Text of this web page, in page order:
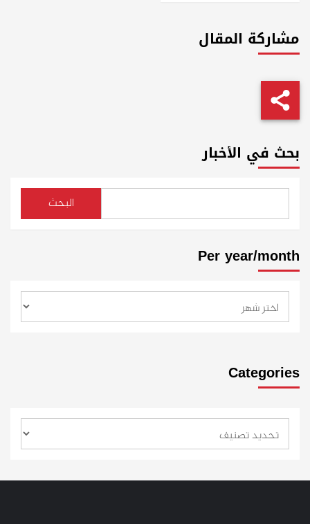
مشاركة المقال
بحث في الأخبار
البحث
Per year/month
Categories